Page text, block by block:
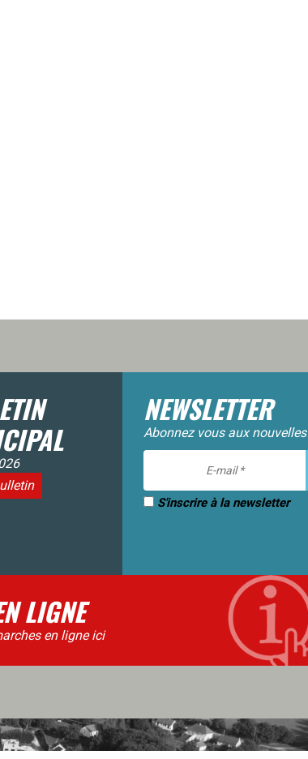
NEWSLETTER
Abonnez vous aux nouvelles
S'inscrire à la newsletter
LIGNE
en ligne ici